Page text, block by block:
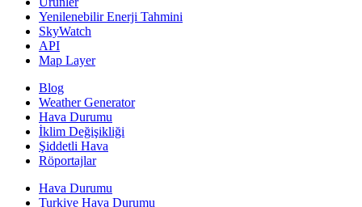
Yenilenebilir Enerji Tahmini
SkyWatch
API
Map Layer
Blog
Weather Generator
Hava Durumu
İklim Değişikliği
Şiddetli Hava
Röportajlar
Hava Durumu
Turkiye Hava Durumu